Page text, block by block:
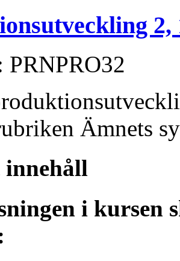
2,
PRNPRO32
Ämnets
i kursen